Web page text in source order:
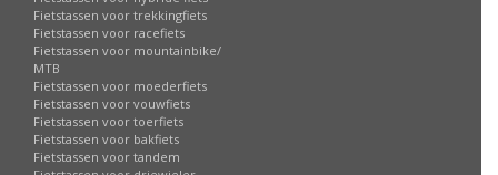
Fietstassen voor trekkingfiets
Fietstassen voor racefiets
Fietstassen voor mountainbike/
MTB
Fietstassen voor moederfiets
Fietstassen voor vouwfiets
Fietstassen voor toerfiets
Fietstassen voor bakfiets
Fietstassen voor tandem